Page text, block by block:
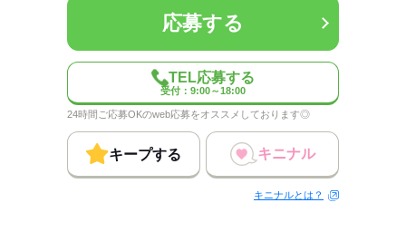
応募する
応募する
TEL応募する
受付：9:00～18:00
24時間ご応募OKのweb応募をオススメしております◎
キープする キニナル
キニナルとは？